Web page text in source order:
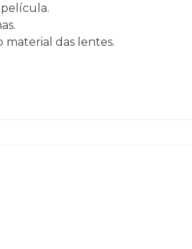
película.
material das lentes.